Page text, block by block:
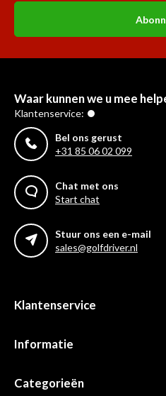
Waar kunnen we u mee
Klantenservice:
Bel ons gerust
+31 85 06 02 099
Chat met ons
Start chat
Stuur ons een e-mail
sales@golfdriver.nl
Klantenservice
Informatie
Categorieën